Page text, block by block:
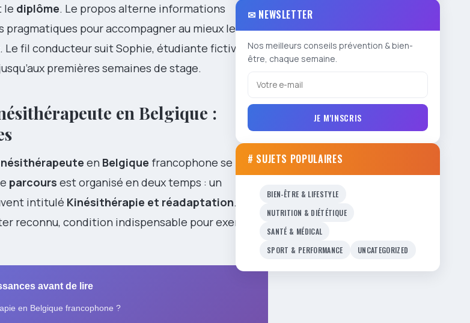
le diplôme. Le propos alterne informations
pour accompagner au mieux les
fil conducteur suit Sophie, étudiante fictive, qui
premières semaines de stage.
en Belgique :
en Belgique francophone se
parcours est organisé en deux temps : un
intitulé Kinésithérapie et réadaptation.
reconnu, condition indispensable pour exercer
avant de lire
en Belgique francophone ?
✉ NEWSLETTER
Nos meilleurs conseils prévention & bien-
être, chaque semaine.
JE M'INSCRIS
# SUJETS POPULAIRES
BIEN-ÊTRE & LIFESTYLE
NUTRITION & DIÉTÉTIQUE
SANTÉ & MÉDICAL
SPORT & PERFORMANCE
UNCATEGORIZED